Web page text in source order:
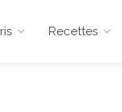
Recettes